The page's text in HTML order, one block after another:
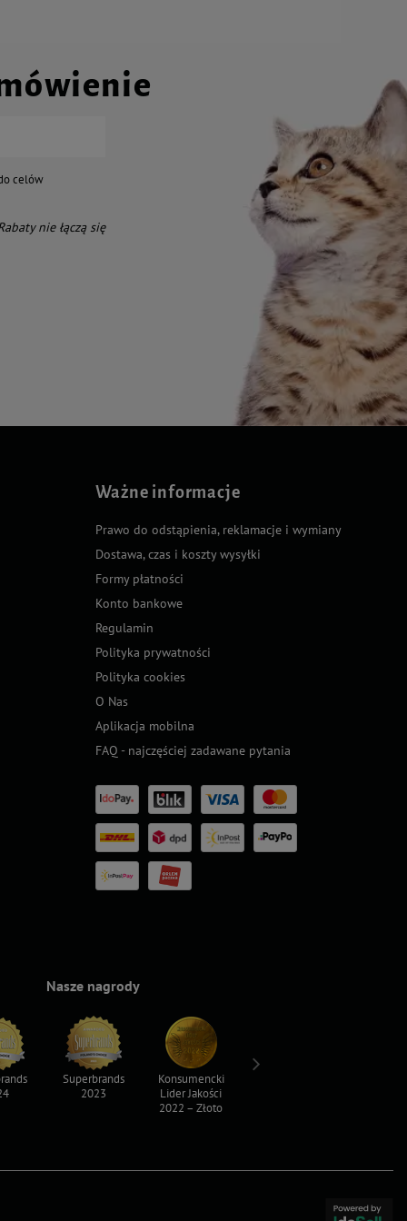
celów
nie łączą się
Ważne informacje
Prawo do odstąpienia, reklamacje i wymiany
Dostawa, czas i koszty wysyłki
Formy płatności
Konto bankowe
Regulamin
Polityka prywatności
Polityka cookies
O Nas
Aplikacja mobilna
FAQ - najczęściej zadawane pytania
Nasze nagrody
Superbrands
2023
Konsumencki
Lider Jakości
2022 – Złoto